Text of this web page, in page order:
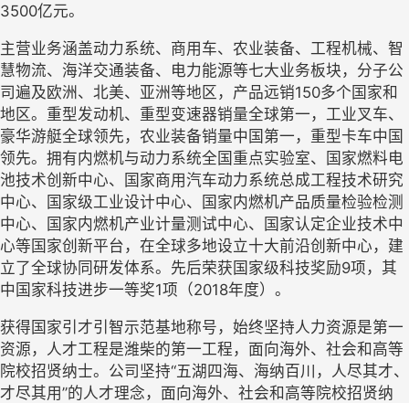
3500亿元。
主营业务涵盖动力系统、商用车、农业装备、工程机械、智
慧物流、海洋交通装备、电力能源等七大业务板块，分子公
司遍及欧洲、北美、亚洲等地区，产品远销150多个国家和
地区。重型发动机、重型变速器销量全球第一，工业叉车、
豪华游艇全球领先，农业装备销量中国第一，重型卡车中国
领先。拥有内燃机与动力系统全国重点实验室、国家燃料电
池技术创新中心、国家商用汽车动力系统总成工程技术研究
中心、国家级工业设计中心、国家内燃机产品质量检验检测
中心、国家内燃机产业计量测试中心、国家认定企业技术中
心等国家创新平台，在全球多地设立十大前沿创新中心，建
立了全球协同研发体系。先后荣获国家级科技奖励9项，其
中国家科技进步一等奖1项（2018年度）。
获得国家引才引智示范基地称号，始终坚持人力资源是第一
资源，人才工程是潍柴的第一工程，面向海外、社会和高等
院校招贤纳士。公司坚持“五湖四海、海纳百川，人尽其才、
才尽其用”的人才理念，面向海外、社会和高等院校招贤纳